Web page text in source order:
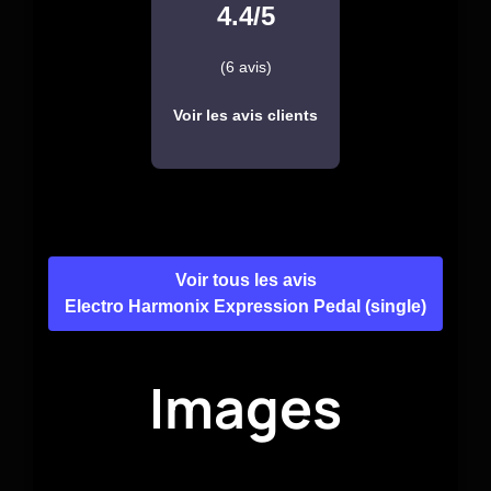
4.4/5
(6 avis)
Voir les avis clients
Voir tous les avis
Electro Harmonix Expression Pedal (single)
Images